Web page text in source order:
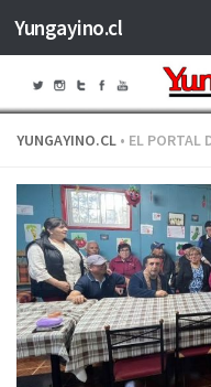
Saltar al contenido
Yungayino.cl
YUNGAYINO.CL • EL PORTAL